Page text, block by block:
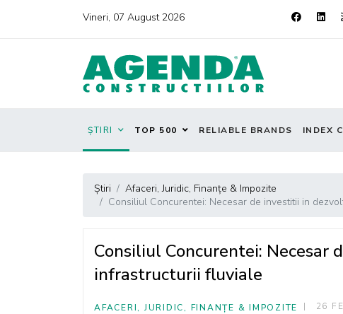
Vineri, 07 August 2026
ȘTIRI TOP 500 RELIABLE BRANDS INDEX
Știri
Afaceri, Juridic, Finanțe & Impozite
Consiliul Concurentei: Necesar de investitii in
Consiliul Concurentei: Necesar
infrastructurii fluviale
AFACERI, JURIDIC, FINANȚE & IMPOZITE 26